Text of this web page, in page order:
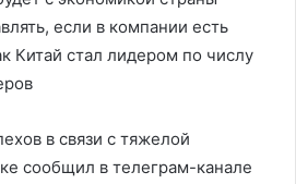
если в компании есть
Китай стал лидером по числу
в связи с тяжелой
сообщил в телеграм-канале